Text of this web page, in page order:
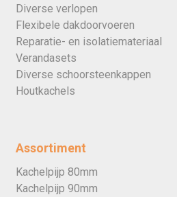
Diverse verlopen
Flexibele dakdoorvoeren
Reparatie- en isolatiemateriaal
Verandasets
Diverse schoorsteenkappen
Houtkachels
Assortiment
Kachelpijp 80mm
Kachelpijp 90mm